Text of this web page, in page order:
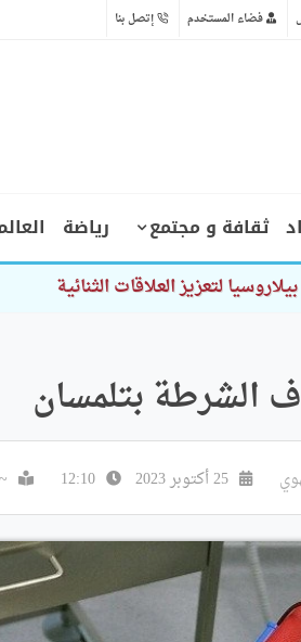
فضاء المستخدم إتصل بنا
ثقافة و مجتمع رياضة
الشرطة بتلمسان
25 أكتوبر 2023 12:10 ~ 01 دقيقة